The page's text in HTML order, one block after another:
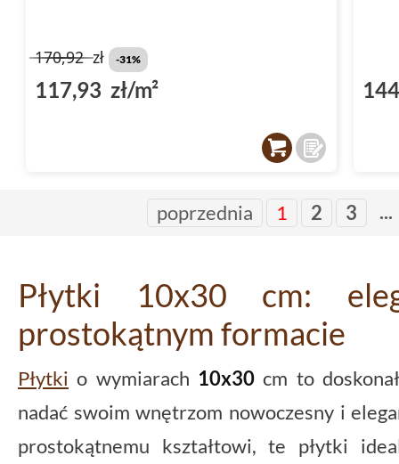
170,92zł -31%
117,93 zł/m²
poprzednia 1 2 3 ...
Płytki 10x30 cm:
prostokątnym formacie
Płytki o wymiarach 10x30 cm to
nadać swoim wnętrzom nowoczesny i
prostokątnemu kształtowi, te płytki